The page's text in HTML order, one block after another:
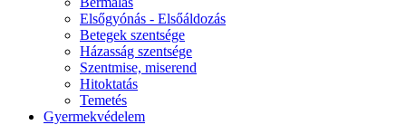
Elsőgyónás - Elsőáldozás
Betegek szentsége
Házasság szentsége
Szentmise, miserend
Hitoktatás
Temetés
Gyermekvédelem